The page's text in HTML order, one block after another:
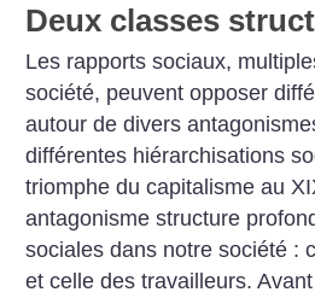
Deux classes
Les rapports sociaux,
société, peuvent opposer
autour de divers
différentes hiérarchisations
triomphe du capitalisme au
antagonisme structure
sociales dans notre société :
et celle des travailleurs.